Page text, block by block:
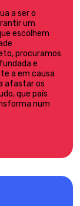
a ser o
um
escolhem
procuramos
e
a em causa
afastar os
que país
num